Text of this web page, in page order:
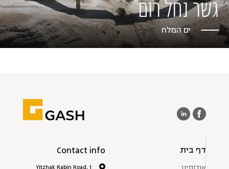
גשר נחל רום
ים המלח
דף בית Contact info
1 Yitzhak Rabin Road,